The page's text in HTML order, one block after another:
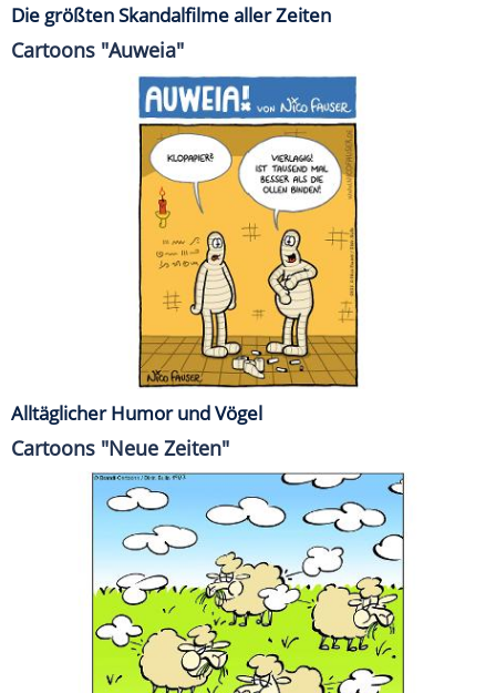
Die größten Skandalfilme aller Zeiten
Cartoons "Auweia"
Alltäglicher Humor und Vögel
Cartoons "Neue Zeiten"